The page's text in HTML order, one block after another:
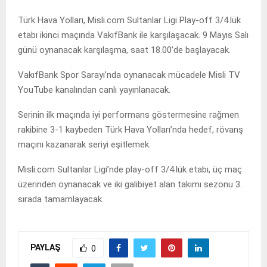
Türk Hava Yolları, Misli.com Sultanlar Ligi Play-off 3/4.lük
etabı ikinci maçında VakıfBank ile karşılaşacak. 9 Mayıs Salı
günü oynanacak karşılaşma, saat 18.00’de başlayacak.
VakıfBank Spor Sarayı’nda oynanacak mücadele Misli TV
YouTube kanalından canlı yayınlanacak.
Serinin ilk maçında iyi performans göstermesine rağmen
rakibine 3-1 kaybeden Türk Hava Yolları’nda hedef, rövanş
maçını kazanarak seriyi eşitlemek.
Misli.com Sultanlar Ligi’nde play-off 3/4.lük etabı, üç maç
üzerinden oynanacak ve iki galibiyet alan takımı sezonu 3.
sırada tamamlayacak.
PAYLAŞ 0